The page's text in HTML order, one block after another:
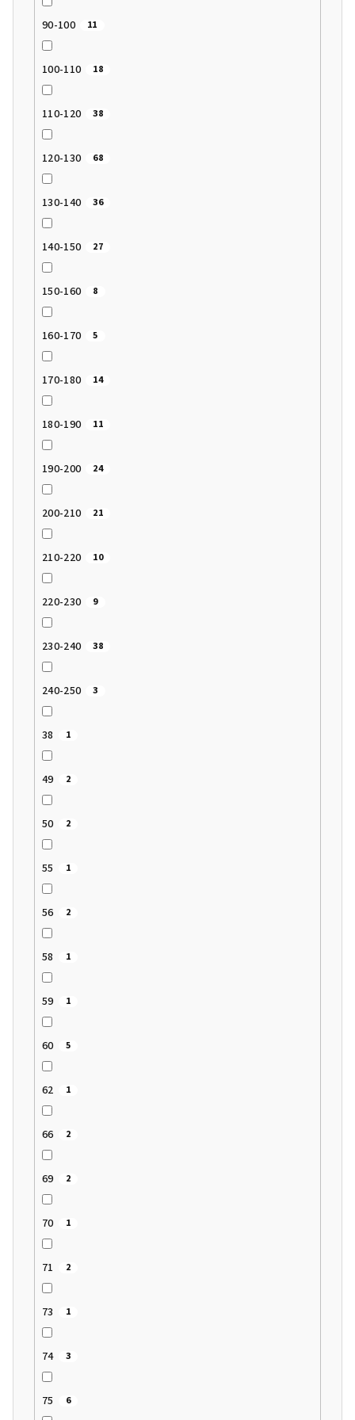
90-100 11
100-110 18
110-120 38
120-130 68
130-140 36
140-150 27
150-160 8
160-170 5
170-180 14
180-190 11
190-200 24
200-210 21
210-220 10
220-230 9
230-240 38
240-250 3
38 1
49 2
50 2
55 1
56 2
58 1
59 1
60 5
62 1
66 2
69 2
70 1
71 2
73 1
74 3
75 6